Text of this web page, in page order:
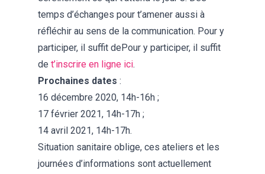
temps d’échanges pour t’amener aussi à
réfléchir au sens de la communication. Pour y
participer, il suffit dePour y participer, il suffit
de t’inscrire en ligne ici.
Prochaines dates :
16 décembre 2020, 14h-16h ;
17 février 2021, 14h-17h ;
14 avril 2021, 14h-17h.
Situation sanitaire oblige, ces ateliers et les
journées d’informations sont actuellement